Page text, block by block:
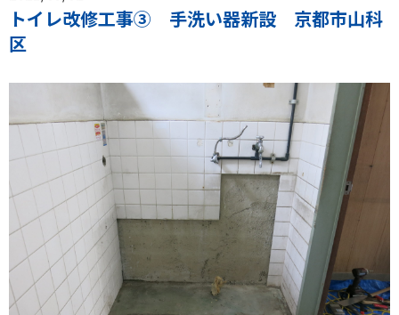
トイレ改修工事③ 手洗い器新設 京都市山科
区